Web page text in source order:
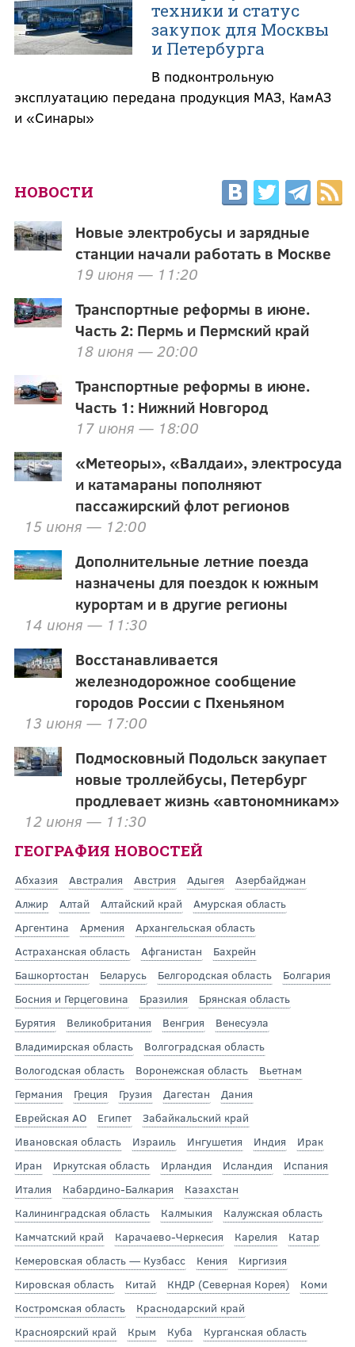
техники и статус
закупок для Москвы
и Петербурга
В подконтрольную
эксплуатацию передана продукция МАЗ, КамАЗ
и «Синары»
НОВОСТИ
Новые электробусы и зарядные
станции начали работать в Москве
19 июня — 11:20
Транспортные реформы в июне.
Часть 2: Пермь и Пермский край
18 июня — 20:00
Транспортные реформы в июне.
Часть 1: Нижний Новгород
17 июня — 18:00
«Метеоры», «Валдаи», электросуда
и катамараны пополняют
пассажирский флот регионов
15 июня — 12:00
Дополнительные летние поезда
назначены для поездок к южным
курортам и в другие регионы
14 июня — 11:30
Восстанавливается
железнодорожное сообщение
городов России с Пхеньяном
13 июня — 17:00
Подмосковный Подольск закупает
новые троллейбусы, Петербург
продлевает жизнь «автономникам»
12 июня — 11:30
ГЕОГРАФИЯ НОВОСТЕЙ
Абхазия Австралия Австрия Адыгея
Азербайджан
Алжир
Алтай Алтайский край
Амурская область
Аргентина
Армения
Архангельская область
Астраханская область
Афганистан
Бахрейн
Башкортостан
Беларусь Белгородская область
Болгария
Босния и Герцеговина
Бразилия
Брянская область
Бурятия
Великобритания Венгрия
Венесуэла
Владимирская область
Волгоградская область
Вологодская область
Воронежская область
Вьетнам
Германия
Греция Грузия Дагестан
Дания
Еврейская АО
Египет
Забайкальский край
Ивановская область
Израиль Ингушетия Индия
Ирак
Иран
Иркутская область Ирландия Исландия
Испания
Италия
Кабардино-Балкария
Казахстан
Калининградская область
Калмыкия
Калужская область
Камчатский край
Карачаево-Черкесия Карелия
Катар
Кемеровская область — Кузбасс
Кения
Киргизия
Кировская область
Китай КНДР (Северная Корея)
Коми
Костромская область
Краснодарский край
Красноярский край
Крым Куба
Курганская область